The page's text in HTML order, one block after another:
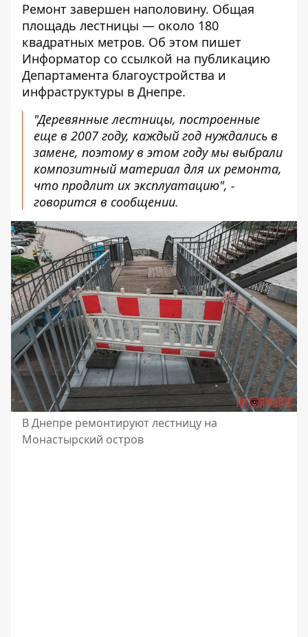
Ремонт завершен наполовину. Общая
площадь лестницы — около 180
квадратных метров. Об этом пишет
Информатор со ссылкой на публикацию
Департамента благоустройства и
инфраструктуры в Днепре.
"Деревянные лестницы, построенные
еще в 2007 году, каждый год нуждались в
замене, поэтому в этом году мы выбрали
композитный материал для их ремонта,
что продлит их эксплуатацию", -
говорится в сообщении.
В Днепре ремонтируют лестницу на
Монастырский остров